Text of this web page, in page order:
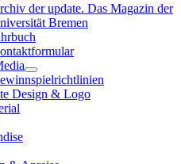
der update. Das Magazin der
Bremen
Design & Logo